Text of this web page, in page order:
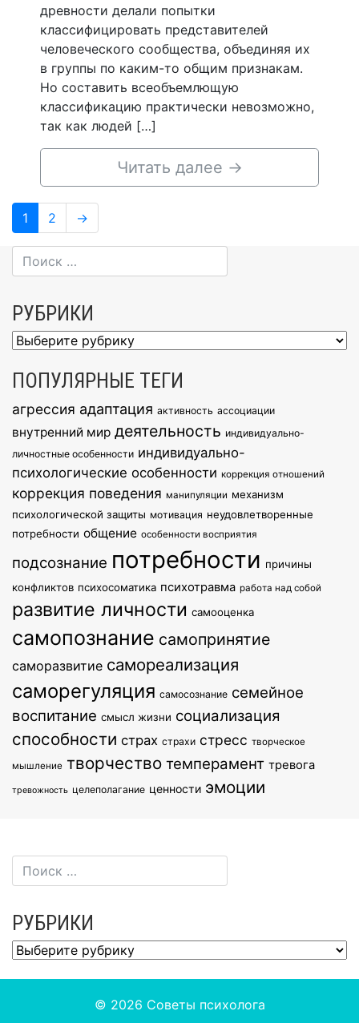
древности делали попытки
классифицировать представителей
человеческого сообщества, объединяя их
в группы по каким-то общим признакам.
Но составить всеобъемлющую
классификацию практически невозможно,
так как людей […]
Читать далее →
Навигация
по
записям
Page
1 Page
2 →
РУБРИКИ
Рубрики
ПОПУЛЯРНЫЕ ТЕГИ
агрессия адаптация активность ассоциации
внутренний мир деятельность индивидуально-
личностные особенности индивидуально-
психологические особенности коррекция отношений
коррекция поведения манипуляции механизм
психологической защиты мотивация неудовлетворенные
потребности общение особенности восприятия
подсознание потребности причины
конфликтов психосоматика психотравма работа над собой
развитие личности самооценка
самопознание самопринятие
саморазвитие самореализация
саморегуляция самосознание семейное
воспитание смысл жизни социализация
способности страх страхи стресс творческое
мышление творчество темперамент тревога
тревожность целеполагание ценности эмоции
РУБРИКИ
Рубрики
© 2026 Советы психолога